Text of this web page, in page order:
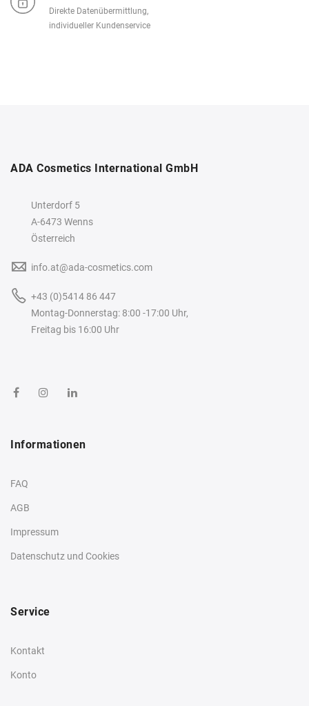
Direkte Datenübermittlung,
individueller Kundenservice
ADA Cosmetics International GmbH
Unterdorf 5
A-6473 Wenns
Österreich
info.at@ada-cosmetics.com
+43 (0)5414 86 447
Montag-Donnerstag: 8:00 -17:00 Uhr,
Freitag bis 16:00 Uhr
Informationen
FAQ
AGB
Impressum
Datenschutz und Cookies
Service
Kontakt
Konto